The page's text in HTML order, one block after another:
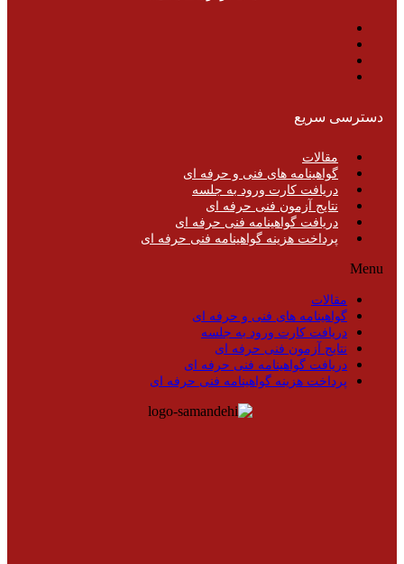
دسترسی سریع
مقالات
گواهینامه های فنی و حرفه ای
دریافت کارت ورود به جلسه
نتایج آزمون فنی حرفه ای
دریافت گواهینامه فنی حرفه ای
پرداخت هزینه گواهینامه فنی حرفه ای
Menu
مقالات
گواهینامه های فنی و حرفه ای
دریافت کارت ورود به جلسه
نتایج آزمون فنی حرفه ای
دریافت گواهینامه فنی حرفه ای
پرداخت هزینه گواهینامه فنی حرفه ای